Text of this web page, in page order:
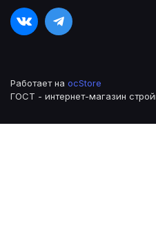
Работает на ocStore
ГОСТ - интернет-магазин